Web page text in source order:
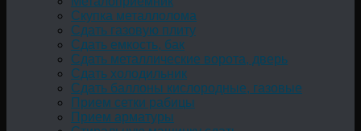
Скупка металлолома
Сдать газовую плиту
Сдать емкость, бак
Cдать металлические ворота, дверь
Сдать холодильник
Сдать баллоны кислородные, газовые
Прием сетки рабицы
Прием арматуры